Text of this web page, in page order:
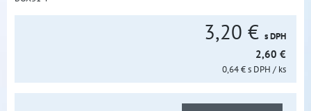
3,20 € s DPH
2,60 €
0,64 €s DPH / ks